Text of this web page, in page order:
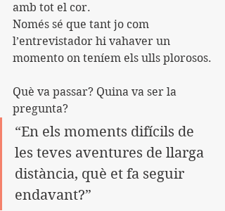
amb tot el cor.
Només sé que tant jo com
l’entrevistador hi vahaver un
momento on teníem els ulls plorosos.
Què va passar? Quina va ser la
pregunta?
“En els moments difícils de
les teves aventures de llarga
distància, què et fa seguir
endavant?”